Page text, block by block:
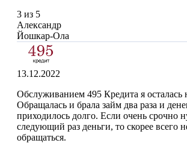
3 из 5
Александр
Йошкар-Ола
13.12.2022
Обслуживанием 495 Кредита я осталась
Обращалась и брала займ два раза и
приходилось долго. Если очень срочно
следующий раз деньги, то скорее всего
обращаться.